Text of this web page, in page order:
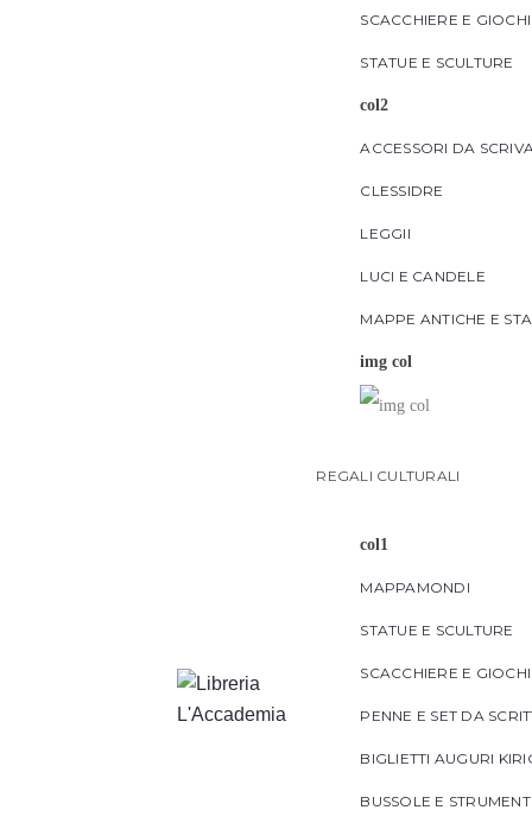
SCACCHIERE E
STATUE E SCULTURE
col2
ACCESSORI DA
CLESSIDRE
LEGGII
LUCI E CANDELE
MAPPE ANTICHE E
img col
REGALI CULTURALI
col1
MAPPAMONDI
STATUE E SCULTURE
SCACCHIERE E
PENNE E SET DA
BIGLIETTI AUGURI
BUSSOLE E STRUMENTI